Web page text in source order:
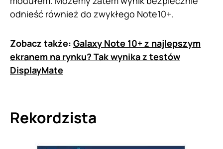
odnieść również do zwykłego Note10+.
Zobacz także: Galaxy Note 10+ z najlepszym
ekranem na rynku? Tak wynika z testów
DisplayMate
Rekordzista